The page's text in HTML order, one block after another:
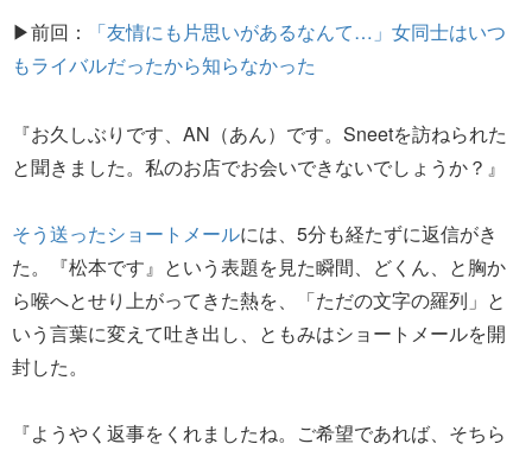
▶前回：
「友情にも片思いがあるなんて…」女同士はいつ
もライバルだったから知らなかった
『お久しぶりです、AN（あん）です。Sneetを訪ねられた
と聞きました。私のお店でお会いできないでしょうか？』
そう送ったショートメールには、5分も経たずに返信がき
た。『松本です』という表題を見た瞬間、どくん、と胸か
ら喉へとせり上がってきた熱を、「ただの文字の羅列」と
いう言葉に変えて吐き出し、ともみはショートメールを開
封した。
『ようやく返事をくれましたね。ご希望であれば、そちら